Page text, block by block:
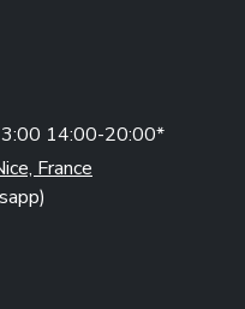
14:00-20:00*
France